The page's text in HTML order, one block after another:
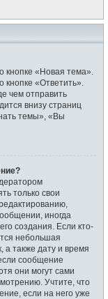
«Новая тема».
«Ответить».
чем отправить
внизу страниц
темы», «Вы
только свои
иногда
создания. Если кто-
небольшая
а также дату и время
сообщение
они могут сами
Учтите, что
если на него уже